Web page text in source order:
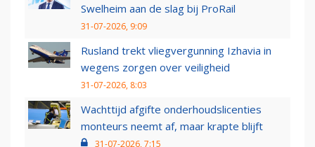
Swelheim aan de slag bij ProRail
31-07-2026, 9:09
Rusland trekt vliegvergunning Izhavia in
wegens zorgen over veiligheid
31-07-2026, 8:03
Wachttijd afgifte onderhoudslicenties
monteurs neemt af, maar krapte blijft
31-07-2026, 7:15